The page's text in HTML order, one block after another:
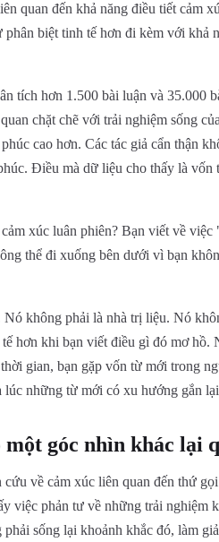
quan đến khả năng điều tiết cảm
biệt tinh tế hơn đi kèm với khả
tích hơn 1.500 bài luận và 35.000
chặt chẽ với trải nghiệm sống
cao hơn. Các tác giả cẩn thận
Điều mà dữ liệu cho thấy là vốn
xúc luân phiên? Bạn viết về việc
thể đi xuống bên dưới vì bạn
không phải là nhà trị liệu. Nó
hơn khi bạn viết điều gì đó mơ hồ.
gian, bạn gặp vốn từ mới trong
những từ mới có xu hướng gắn
góc nhìn khác lại
về cảm xúc liên quan đến thứ
việc phản tư về những trải nghiệm
sống lại khoảnh khắc đó, làm